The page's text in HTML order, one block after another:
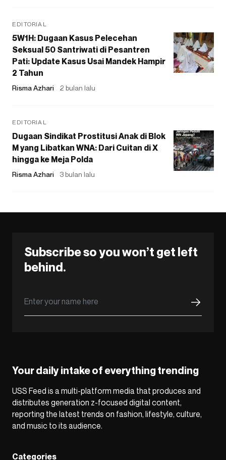
EDITORIAL
5W1H: Dugaan Kasus Pelecehan
Seksual 50 Santriwati di Pesantren
Pati: Update Kasus Usai Mandek Hampir
2 Tahun
Risma Azhari 2 bulan lalu
EDITORIAL
Dugaan Sindikat Prostitusi Anak di Blok
M yang Libatkan WNA: Dari Cuitan di X
hingga ke Meja Polda
Risma Azhari 3 bulan lalu
Subscribe so you won’t get left
behind.
Your daily intake of everything trending
USS Feed is a multi-platform media that produces and
distributes generation z-focused digital content,
reporting the latest trends on fashion, lifestyle, culture,
and music to its audience.
Categories